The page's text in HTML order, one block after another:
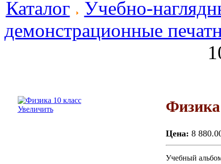
Каталог
Учебно-
демонстрационные
Увеличить Физика
Цена: 8
Учебный